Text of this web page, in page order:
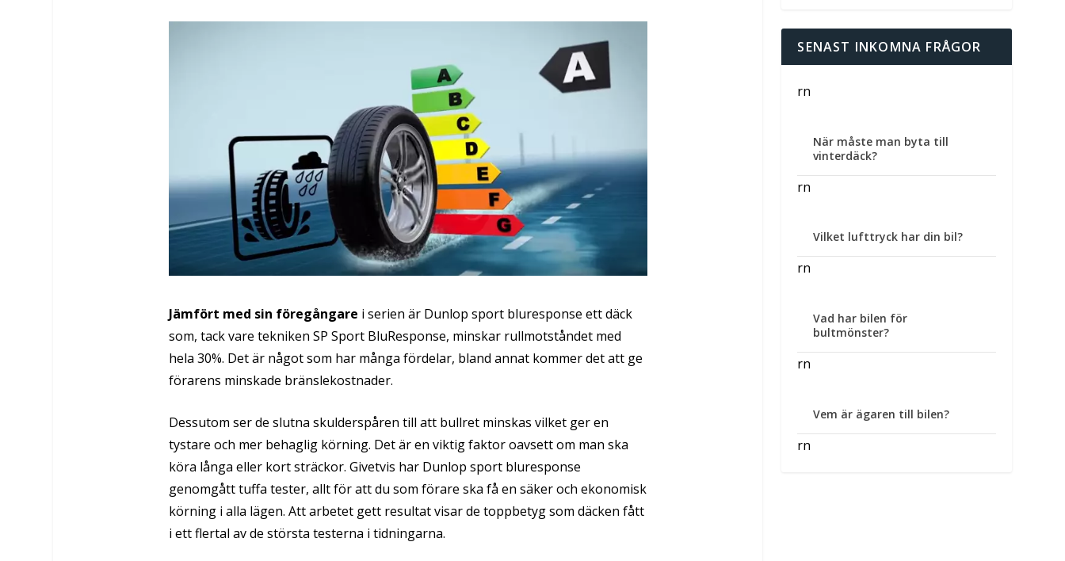
Jämfört med sin föregångare i serien är Dunlop sport bluresponse ett däck
som, tack vare tekniken SP Sport BluResponse, minskar rullmotståndet med
hela 30%. Det är något som har många fördelar, bland annat kommer det att ge
förarens minskade bränslekostnader.
Dessutom ser de slutna skulderspåren till att bullret minskas vilket ger en
tystare och mer behaglig körning. Det är en viktig faktor oavsett om man ska
köra långa eller kort sträckor. Givetvis har Dunlop sport bluresponse
genomgått tuffa tester, allt för att du som förare ska få en säker och ekonomisk
körning i alla lägen. Att arbetet gett resultat visar de toppbetyg som däcken fått
i ett flertal av de största testerna i tidningarna.
SENAST INKOMNA FRÅGOR
rn
När måste man byta till
vinterdäck?
rn
Vilket lufttryck har din bil?
rn
Vad har bilen för
bultmönster?
rn
Vem är ägaren till bilen?
rn